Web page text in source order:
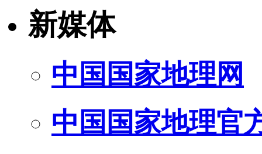
新媒体
中国国家地理网
中国国家地理官